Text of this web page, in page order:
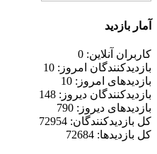
آمار بازدید
کاربران آنلاین: 0
بازدیدکنندگان امروز: 10
بازدیدهای امروز: 10
بازدیدکنندگان دیروز: 148
بازدیدهای دیروز: 790
کل بازدیدکنند‌گان: 72954
کل بازدیدها: 72684